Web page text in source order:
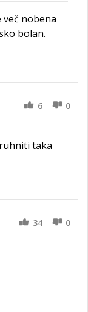
nobena
bolan.
6 0
taka
34 0